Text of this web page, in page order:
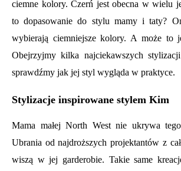
ciemne kolory. Czerń jest obecna w wielu
to dopasowanie do stylu mamy i taty?
wybierają ciemniejsze kolory. A może to
Obejrzyjmy kilka najciekawszych
sprawdźmy jak jej styl wygląda w praktyce.
Stylizacje inspirowane stylem Kim
Mama małej North West nie ukrywa
Ubrania od najdroższych projektantów z
wiszą w jej garderobie. Takie same